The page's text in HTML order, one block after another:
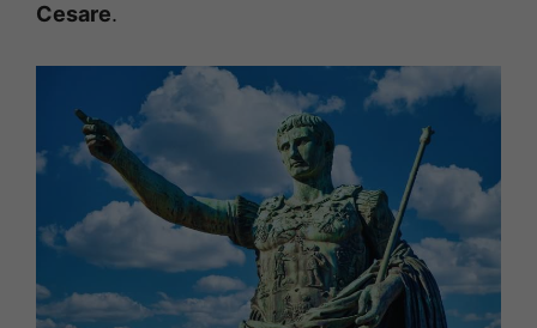
Cesare.